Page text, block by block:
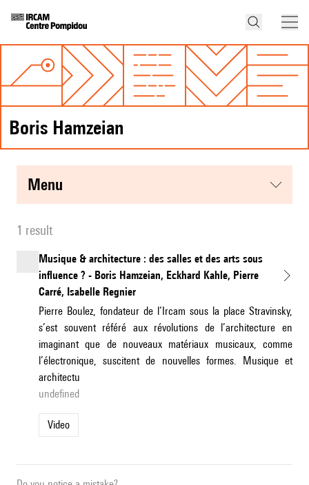
Boris Hamzeian
menu
1 result
Musique & architecture : des salles et des arts sous
influence ? - Boris Hamzeian, Eckhard Kahle, Pierre
Carré, Isabelle Regnier
Pierre Boulez, fondateur de l’Ircam sous la place Stravinsky,
s’est souvent référé aux révolutions de l’architecture en
imaginant que de nouveaux matériaux musicaux, comme
l’électronique, suscitent de nouvelles formes. Musique et
architectu
undefined
Video